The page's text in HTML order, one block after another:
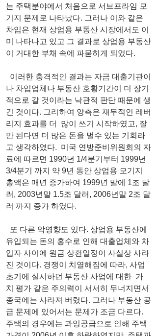
는 주택분야에서 처음으로 서브프라임 모
기지 문제로 나타났다. 그러나 이와 같은
차입은 현재 상업용 부동산 시장에서도 이
미 나타나고 있고 그 결과로 상업용 부동산
이 거대한 부채 속에 파묻히게 되었다.
나 차입업체나 부동산 호황기간이 더 장기
적으로 갈 것이라는 낙관적 판단 때문에 생
긴 것이다. 그리하여 양측은 재무적인 레버
리지 효과를 더  많이 쓰기 시작하였고, 잘
만 된다면 더 많은 돈을 벌수 있는 기회라
고 생각하였다.  미국 연방준비위원회의 자
료에 따르면 1990년 1/4분기부터 1999년
3/4분기 까지 약 9년 동안 상업용 모기지
총액은 매년 증가하여 1999년 말에 1조 달
러, 2003년말 1.5조 달러, 2006년말 2조 달
러 까지 증가 하였다.
유입되는 돈의 홍수로 인해 대출업체와 차
입자 사이에 원금 상환일정이 사실상 사라
진 것이다. 경쟁이 치열해짐에 따라, 사업
초기에 실시하던 부동산 사업에 대한  가
치 평가 같은 주의력이 서서히 무너지면서
종국에는 사라져 버렸다. 그러나 부동산 공
급 문제에 있어서는 문제가 조금 다르다.
주택의 경우에는 과잉공급으로 인해 주택